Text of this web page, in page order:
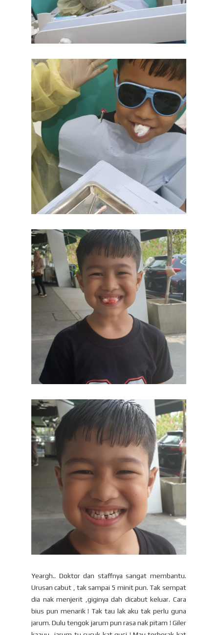
Yeargh.. Doktor dan staffnya sangat membantu.
Urusan cabut , tak sampai 5 minit pun. Tak sempat
dia nak menjerit ,giginya dah dicabut keluar. Cara
bius pun menarik ! Tak tau lak aku tak perlu guna
jarum. Dulu tengok jarum pun rasa nak pitam ! Giler